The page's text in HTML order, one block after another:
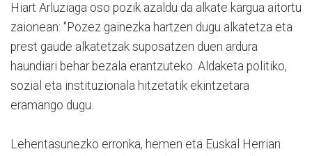
Hiart Arluziaga oso pozik azaldu da alkate kargua aitortu
zaionean: "Pozez gainezka hartzen dugu alkatetza eta
prest gaude alkatetzak suposatzen duen ardura
haundiari behar bezala erantzuteko. Aldaketa politiko,
sozial eta instituzionala hitzetatik ekintzetara
eramango dugu.
Lehentasunezko erronka, hemen eta Euskal Herrian